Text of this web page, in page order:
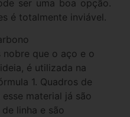
ser uma boa opção.
é totalmente inviável.
que o aço e o
é utilizada na
1. Quadros de
material já são
linha e são